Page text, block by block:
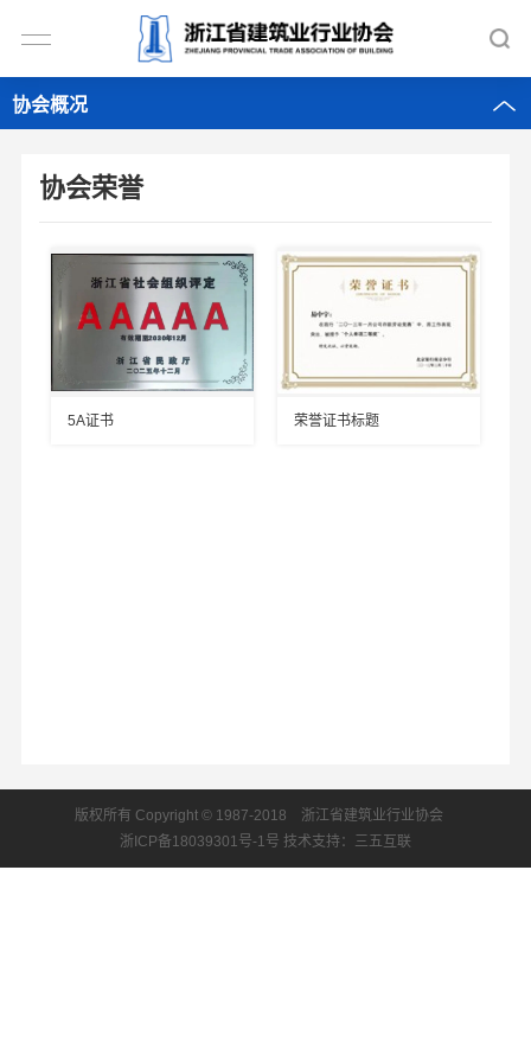
协会概况
协会荣誉
5A证书 荣誉证书标题
版权所有 Copyright © 1987-2018 浙江省建筑业行业协会
浙ICP备18039301号-1号 技术支持：三五互联